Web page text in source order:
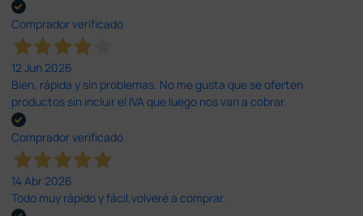
Comprador verificado
12 Jun 2026
Bien, rápida y sin problemas. No me gusta que se oferten
productos sin incluir el IVA que luego nos van a cobrar.
Comprador verificado
14 Abr 2026
Todo muy rápido y fácil,volveré a comprar.